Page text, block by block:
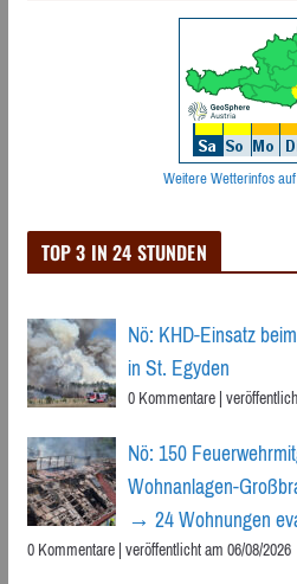
Weitere Wetterinfos
TOP 3 IN 24 STUNDEN
Nö: KHD-Einsatz
in St. Egyden
0 Kommentare|
Nö: 150
Wohnanlagen-
→ 24 Wohnungen
0 Kommentare|veröffentlicht am 06/08/2026